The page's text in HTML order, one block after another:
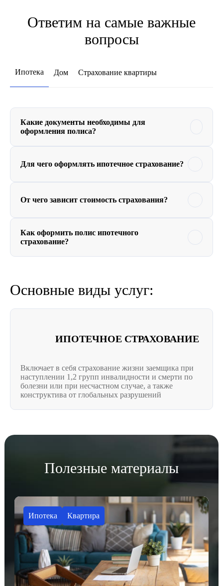
Ответим на самые важные
вопросы
Ипотека Дом Страхование квартиры
Какие документы необходимы для
оформления полиса?
Для чего оформлять ипотечное страхование?
От чего зависит стоимость страхования?
Как оформить полис ипотечного
страхование?
Основные виды услуг:
ИПОТЕЧНОЕ СТРАХОВАНИЕ
Включает в себя страхование жизни заемщика при
наступлении 1,2 групп инвалидности и смерти по
болезни или при несчастном случае, а также
конструктива от глобальных разрушений
Полезные материалы
Ипотека Квартира